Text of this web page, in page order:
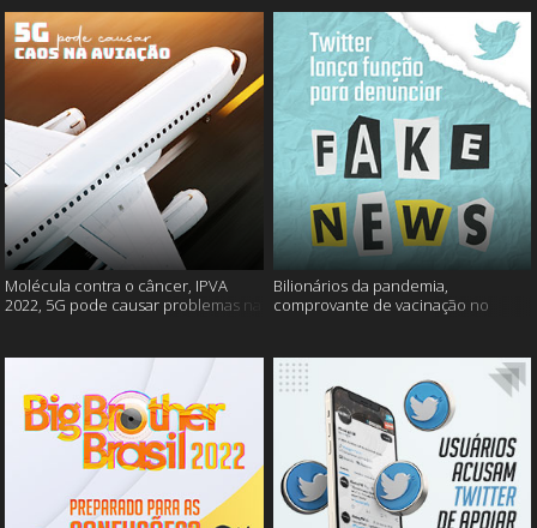
Molécula contra o câncer, IPVA
2022, 5G pode causar problemas na
Bilionários da pandemia,
comprovante de vacinação no